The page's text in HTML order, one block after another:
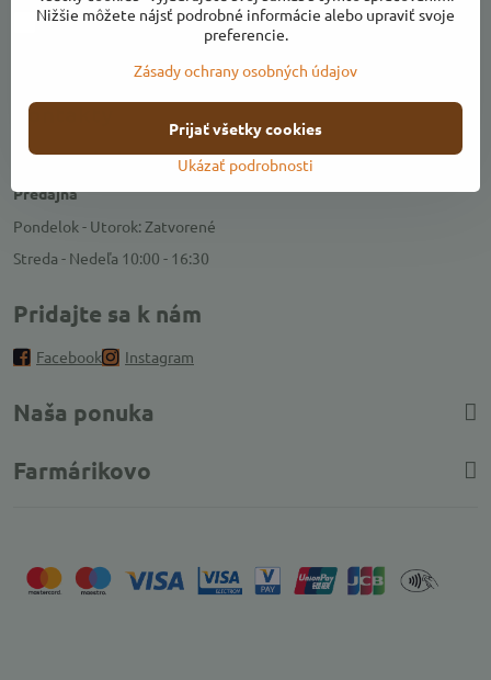
Chcem sa prihlásiť k odberu noviniek e-mailom
Kontakty
Otváracie hodiny
Predajňa
Pondelok - Utorok: Zatvorené
Streda - Nedeľa 10:00 - 16:30
Pridajte sa k nám
Facebook Instagram
Naša ponuka
Farmárikovo
Nižšie môžete nájsť podrobné informácie alebo upraviť svoje
preferencie.
Zásady ochrany osobných údajov
Ukázať podrobnosti
Prijať všetky cookies